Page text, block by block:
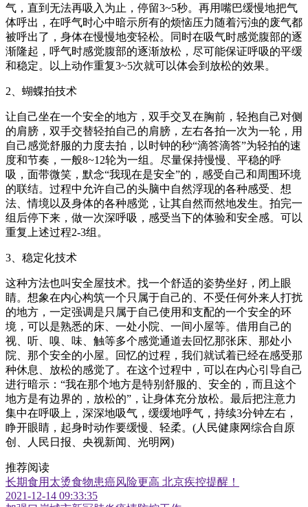
气，直到无法再吸入为止，停留3~5秒。再用嘴巴缓慢地把气
体呼出，在呼气时心中暗示所有的烦恼压力随着污浊的废气都
被呼出了，身体在慢慢地变轻松。同时在吸气时感觉腹部的逐
渐隆起，呼气时感觉腹部的逐渐放松，尽可能保证呼吸的平缓
和稳定。以上动作重复3~5次就可以体会到放松的效果。
2、蝴蝶拍技术
让自己坐在一个安全的地方，双手交叉在胸前，轻抱自己对侧
的肩膀，双手交替轻拍自己的肩膀，左右各拍一次为一轮，用
自己感觉舒服的力度去拍，以时钟的秒“滴答滴答”为轻拍的速
度和节奏，一般8~12轮为一组。尽量保持慢慢、平稳的呼
吸，面带微笑，默念“我现在是安全”的，感受自己和周围环境
的联结。过程中允许自己的头脑中自然浮现的各种感受、想
法、情境以及身体的各种感觉，让其自然而然地发生。拍完一
组后停下来，做一次深呼吸，感受当下的体验和安全感。可以
重复上述过程2-3组。
3、稳定化技术
这种方法也叫安全屋技术。找一个舒适的姿势坐好，闭上眼
睛。想象在内心构筑一个只属于自己的、不受任何外来人打扰
的地方，一定强调是只属于自己使用和支配的一个安全的环
境，可以是熟悉的床、一处小院、一间小屋等。借用自己的
视、听、嗅、味、触等多个感觉通道去回忆那张床、那处小
院、那个安全的小屋。回忆的过程，我们就试着已经在感受那
种休息、放松的感觉了。在这个过程中，可以在内心引导自己
进行暗示：“我在那个地方是特别舒服的、安全的，而且这个
地方是有边界的，放松的”，让身体充分放松。最后把注意力
集中在呼吸上，深深地吸气，缓缓地呼气，持续3分钟左右，
睁开眼睛，起身时动作要缓慢、轻柔。(人民健康网综合自原
创、人民日报、央视新闻、光明网)
推荐阅读
长期食用太烫食物患癌风险更高 北京疾控提醒！
2021-12-14 09:33:35